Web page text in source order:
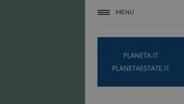
MENU